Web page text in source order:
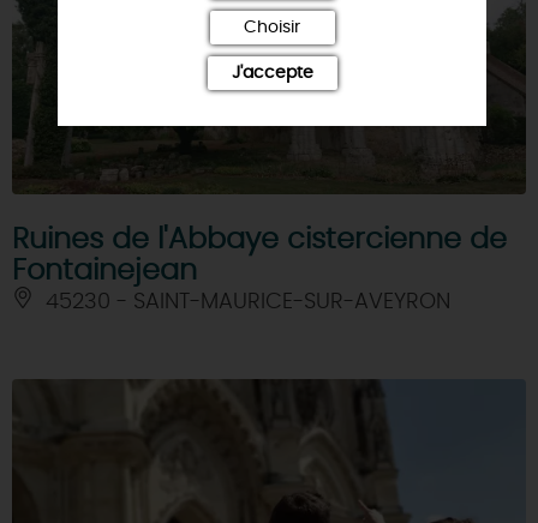
Ruines de l'Abbaye cistercienne de
Fontainejean
45230 - SAINT-MAURICE-SUR-AVEYRON
Choisir
J'accepte